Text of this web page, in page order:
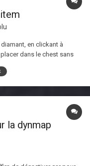
en clickant à
dans le chest sans
de l'inventaire et
la dynmap